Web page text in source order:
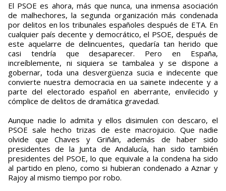
El PSOE es ahora, más que nunca, una inmensa asociación
de malhechores, la segunda organización más condenada
por delitos en los tribunales españoles después de ETA. En
cualquier país decente y democrático, el PSOE, después de
este aquelarre de delincuentes, quedaría tan herido que
casi tendría que desaparecer. Pero en España,
increíblemente, ni siquiera se tambalea y se dispone a
gobernar, toda una desvergüenza sucia e indecente que
convierte nuestra democracia en ua sainete indecente y a
parte del electorado español en aberrante, envilecido y
cómplice de delitos de dramática gravedad.
Aunque nadie lo admita y ellos disimulen con descaro, el
PSOE sale hecho trizas de este macrojuicio. Que nadie
olvide que Chaves y Griñán, además de haber sido
presidentes de la Junta de Andalucía, han sido también
presidentes del PSOE, lo que equivale a la condena ha sido
al partido en pleno, como si hubieran condenado a Aznar y
Rajoy al mismo tiempo por robo.